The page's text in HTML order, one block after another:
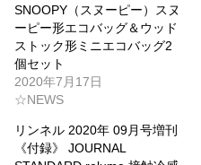
SNOOPY（スヌーピー）スヌ
ーピー形エコバッグ＆ウッド
ストック形ミニエコバッグ2
個セット
2020年7月17日
☆NEWS
リンネル 2020年 09月号増刊
《付録》 JOURNAL